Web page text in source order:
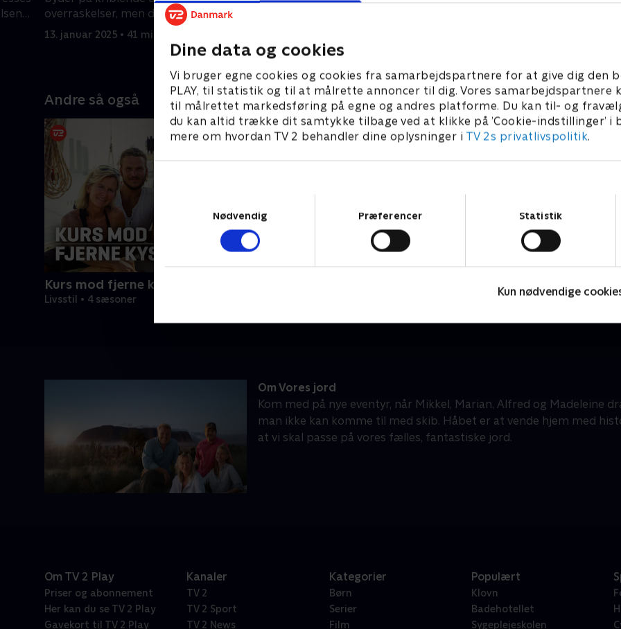
Dine data og cookies
Vi bruger egne cookies og cookies fra samarbejdspartnere for at give dig den
PLAY, til statistik og til at målrette annoncer til dig. Vores samarbejdspartnere
til målrettet markedsføring på egne og andres platforme. Du kan til- og
du kan altid trække dit samtykke tilbage ved at klikke på ’Cookie-indstillinger’ i
mere om hvordan TV 2 behandler dine oplysninger i TV 2s privatlivspolitik.
Nødvendig
Præferencer Statistik
Kun nødvendige
overraskelser, men det farligste dyr i
skoven er mennesket.
13. januar 2025 • 41 min
Andre så også
Kurs mod fjerne kyster
Livsstil • 4 sæsoner
Om Vores jord
Kom med på nye eventyr, når Mikkel, Marian, Alfred og Madeleine
man ikke kan komme til med skib. Håbet er at vende hjem med
at vi skal passe på vores fælles, fantastiske jord.
Om TV 2 Play
Priser og abonnement
Her kan du se TV 2 Play
Gavekort til TV 2 Play
Kanaler
TV 2
TV 2 Sport
TV 2 News
Kategorier
Børn
Serier
Film
Populært
Klovn
Badehotellet
Sygeplejeskolen